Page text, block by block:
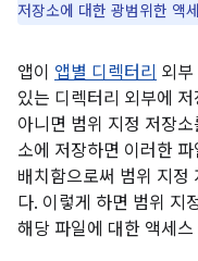
저장소에 대한 광범위한 액
앱이 앱별 디렉터리 외부
있는 디렉터리 외부에
아니면 범위 지정 저장
소에 저장하면 이러한 파
배치함으로써 범위 지정
다. 이렇게 하면 범위 지
해당 파일에 대한 액세